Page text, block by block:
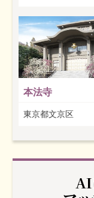
本法寺
東京都文京区
AI